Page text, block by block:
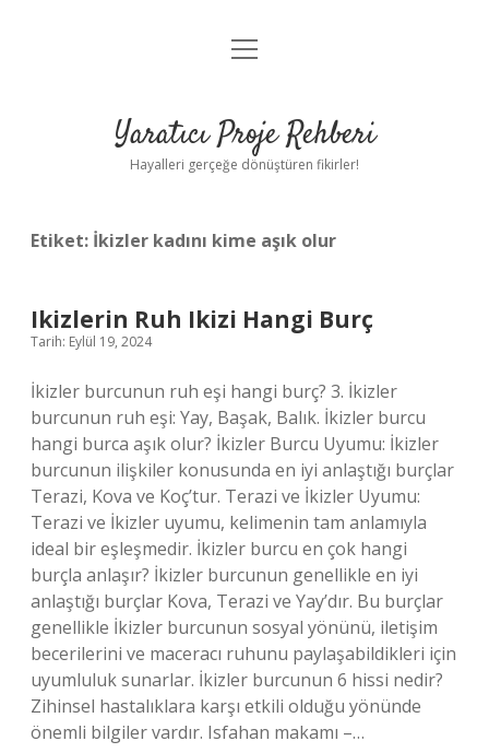
Anasayfa
Yasal Uyarı
menüyü
Yaratıcı Proje Rehberi
Hayalleri gerçeğe dönüştüren fikirler!
Etiket: İkizler kadını kime aşık olur
Ikizlerin Ruh Ikizi Hangi Burç
Tarih: Eylül 19, 2024
İkizler burcunun ruh eşi hangi burç? 3. İkizler
burcunun ruh eşi: Yay, Başak, Balık. İkizler burcu
hangi burca aşık olur? İkizler Burcu Uyumu: İkizler
burcunun ilişkiler konusunda en iyi anlaştığı burçlar
Terazi, Kova ve Koç’tur. Terazi ve İkizler Uyumu:
Terazi ve İkizler uyumu, kelimenin tam anlamıyla
ideal bir eşleşmedir. İkizler burcu en çok hangi
burçla anlaşır? İkizler burcunun genellikle en iyi
anlaştığı burçlar Kova, Terazi ve Yay’dır. Bu burçlar
genellikle İkizler burcunun sosyal yönünü, iletişim
becerilerini ve maceracı ruhunu paylaşabildikleri için
uyumluluk sunarlar. İkizler burcunun 6 hissi nedir?
Zihinsel hastalıklara karşı etkili olduğu yönünde
önemli bilgiler vardır. Isfahan makamı –…